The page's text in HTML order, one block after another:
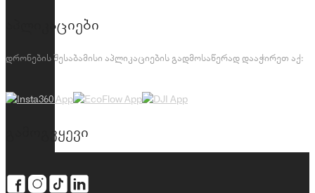
აპლიკაციები
დრონების შესაბამისი აპლიკაციების გადმოსაწერად დააჭირეთ აქ:
გამოგვყევი